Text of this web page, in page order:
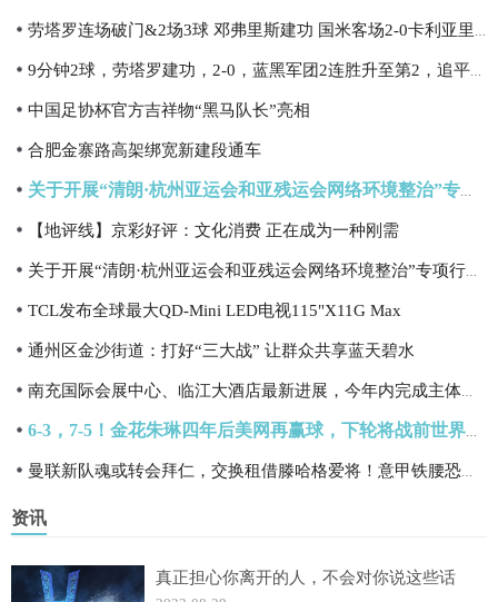
中国足协杯官方吉祥物“黑马队长”亮相
合肥金寨路高架绑宽新建段通车
【地评线】京彩好评：文化消费 正在成为一种刚需
TCL发布全球最大QD-Mini LED电视115"X11G Max
通州区金沙街道：打好“三大战” 让群众共享蓝天碧水
资讯
真正担心你离开的人，不会对你说这些话